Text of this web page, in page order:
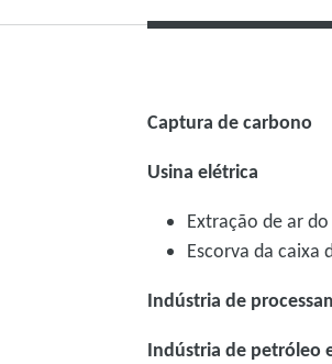
Captura de carbono
Usina elétrica
Extração de ar
Escorva da caixa
Indústria de
Indústria de petróleo